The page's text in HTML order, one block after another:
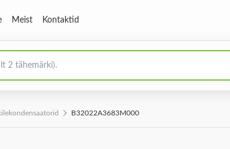
Meist Kontaktid
B32022A3683M000